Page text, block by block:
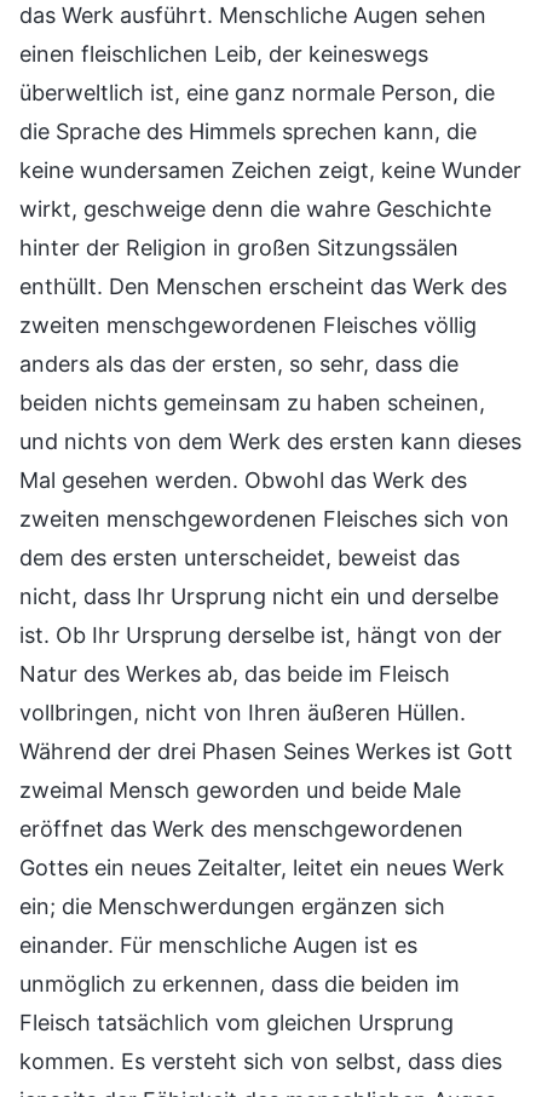
das Werk ausführt. Menschliche Augen sehen
einen fleischlichen Leib, der keineswegs
überweltlich ist, eine ganz normale Person, die
die Sprache des Himmels sprechen kann, die
keine wundersamen Zeichen zeigt, keine Wunder
wirkt, geschweige denn die wahre Geschichte
hinter der Religion in großen Sitzungssälen
enthüllt. Den Menschen erscheint das Werk des
zweiten menschgewordenen Fleisches völlig
anders als das der ersten, so sehr, dass die
beiden nichts gemeinsam zu haben scheinen,
und nichts von dem Werk des ersten kann dieses
Mal gesehen werden. Obwohl das Werk des
zweiten menschgewordenen Fleisches sich von
dem des ersten unterscheidet, beweist das
nicht, dass Ihr Ursprung nicht ein und derselbe
ist. Ob Ihr Ursprung derselbe ist, hängt von der
Natur des Werkes ab, das beide im Fleisch
vollbringen, nicht von Ihren äußeren Hüllen.
Während der drei Phasen Seines Werkes ist Gott
zweimal Mensch geworden und beide Male
eröffnet das Werk des menschgewordenen
Gottes ein neues Zeitalter, leitet ein neues Werk
ein; die Menschwerdungen ergänzen sich
einander. Für menschliche Augen ist es
unmöglich zu erkennen, dass die beiden im
Fleisch tatsächlich vom gleichen Ursprung
kommen. Es versteht sich von selbst, dass dies